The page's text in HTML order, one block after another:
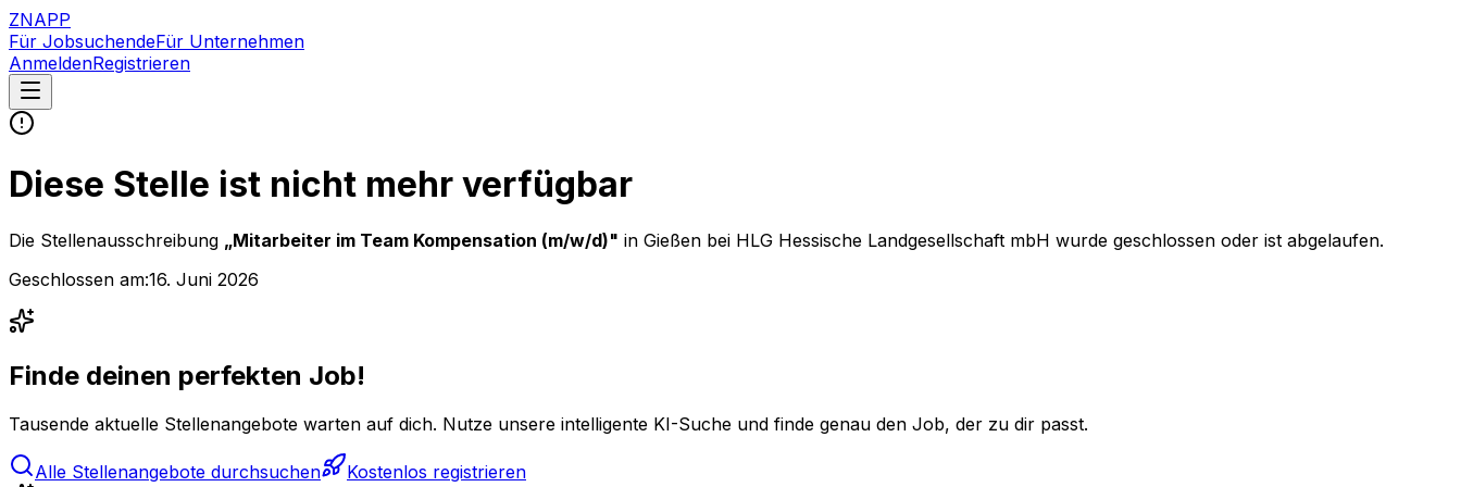
ZNAPP
Für JobsuchendeFür Unternehmen
AnmeldenRegistrieren
Diese Stelle ist nicht mehr verfügbar
Die Stellenausschreibung „Mitarbeiter im Team Kompensation (m/w/d)" in Gießen bei HLG Hessische Landgesellschaft mbH wurde geschlossen oder ist abgelaufen.
Geschlossen am:16. Juni 2026
Finde deinen perfekten Job!
Tausende aktuelle Stellenangebote warten auf dich. Nutze unsere intelligente KI-Suche und finde genau den Job, der zu dir passt.
Alle Stellenangebote durchsuchen Kostenlos registrieren